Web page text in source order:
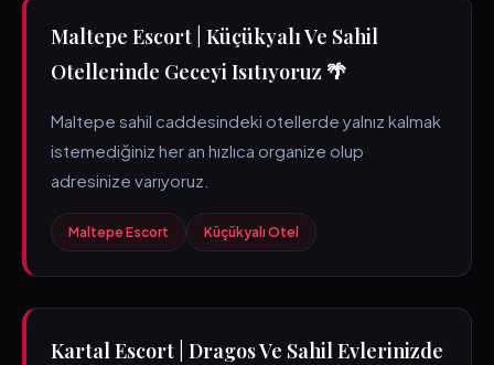
Maltepe Escort | Küçükyalı Ve Sahil
Otellerinde Geceyi Isıtıyoruz 🌴
Maltepe sahil caddesindeki otellerde yalnız kalmak
istemediğiniz her an hızlıca organize olup
adresinize varıyoruz.
Maltepe Escort Küçükyalı Otel
Kartal Escort | Dragos Ve Sahil Evlerinizde